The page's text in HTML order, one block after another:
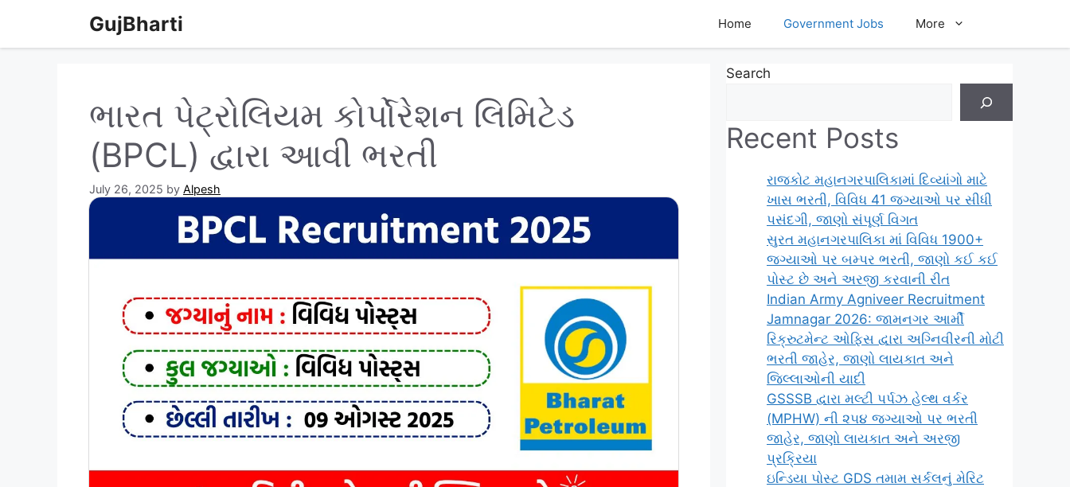
content
GujBharti Home Government Jobs More
ભારત પેટ્રોલિયમ કોર્પોરેશન લિમિટેડ
(BPCL) દ્વારા આવી ભરતી
July 26, 2025 by Alpesh
Search
Recent Posts
રાજકોટ મહાનગરપાલિકામાં દિવ્યાંગો માટે
ખાસ ભરતી, વિવિધ 41 જગ્યાઓ પર સીધી
પસંદગી, જાણો સંપૂર્ણ વિગત
સુરત મહાનગરપાલિકા માં વિવિધ 1900+
જગ્યાઓ પર બમ્પર ભરતી, જાણો કઈ કઈ
પોસ્ટ છે અને અરજી કરવાની રીત
Indian Army Agniveer Recruitment
Jamnagar 2026: જામનગર આર્મી
રિક્રુટમેન્ટ ઓફિસ દ્વારા અગ્નિવીરની મોટી
ભરતી જાહેર, જાણો લાયકાત અને
જિલ્લાઓની યાદી
GSSSB દ્વારા મલ્ટી પર્પઝ હેલ્થ વર્કર
(MPHW) ની ૨૫૪ જગ્યાઓ પર ભરતી
જાહેર, જાણો લાયકાત અને અરજી
પ્રક્રિયા
ઇન્ડિયા પોસ્ટ GDS તમામ સર્કલનું મેરિટ